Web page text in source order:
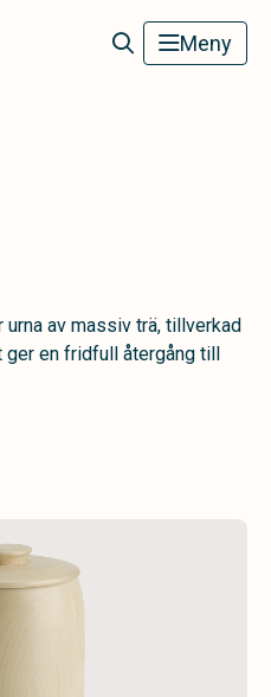
Meny
urna av massiv trä, tillverkad
en fridfull återgång till